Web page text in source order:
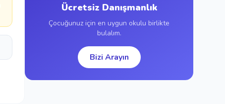
Ücretsiz Danışmanlık
Çocuğunuz için en uygun okulu birlikte
bulalım.
Bizi Arayın